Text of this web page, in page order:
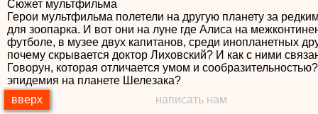
Сюжет мультфильма
Герои мультфильма полетели на другую планету за
для зоопарка. И вот они на луне где Алиса на
футболе, в музее двух капитанов, среди инопланетных
почему скрывается доктор Лиховский? И как с ними
Говорун, которая отличается умом и
эпидемия на планете Шелезака?
написать нам
вверх